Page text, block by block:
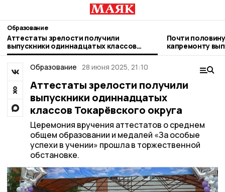
Образование
Аттестаты зрелости получили
выпускники одиннадцатых классов
Токарёвского округа
Почти
капремонту
школе №1
Образование 28 июня 2025, 21:10
Аттестаты зрелости получили
выпускники одиннадцатых
классов Токарёвского округа
Церемония вручения аттестатов о среднем
общем образовании и медалей «За особые
успехи в учении» прошла в торжественной
обстановке.